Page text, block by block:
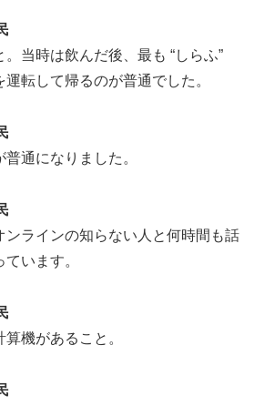
当時は飲んだ後、最も “しらふ”
転して帰るのが普通でした。
通になりました。
ンラインの知らない人と何時間も話
います。
機があること。